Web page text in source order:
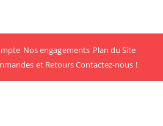
Nos engagements Plan du Site
et RetoursContactez-nous !